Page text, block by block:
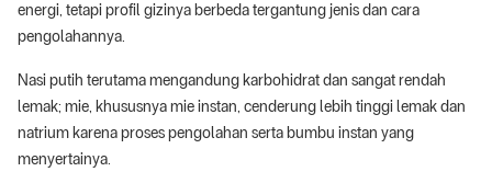
energi, tetapi profil gizinya berbeda tergantung jenis dan cara
pengolahannya.
Nasi putih terutama mengandung karbohidrat dan sangat rendah
lemak; mie, khususnya mie instan, cenderung lebih tinggi lemak dan
natrium karena proses pengolahan serta bumbu instan yang
menyertainya.